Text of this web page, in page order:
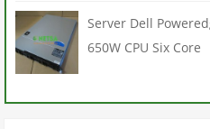
Server Dell
650W CPU Six Core